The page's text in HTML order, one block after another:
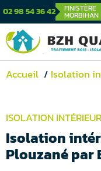
02 98 54 36 42 FINISTÈRE
MORBIHAN
Accueil Isolation
ISOLATION
Isolation
Plouzané par